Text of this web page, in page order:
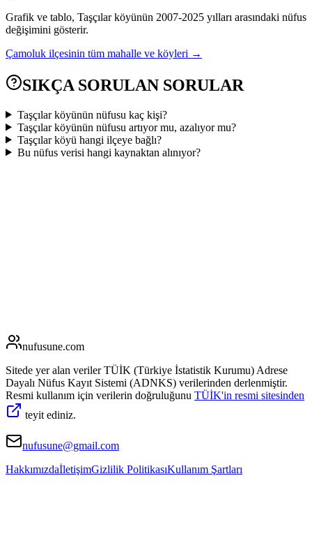
Grafik ve tablo, Taşçılarköyünün 2007-2025 yılları arasındaki nüfus
değişimini gösterir.
Çamoluk ilçesinin tüm mahalle ve köyleri →
SIKÇA SORULAN SORULAR
Taşçılar köyünün nüfusu kaç kişi?
Taşçılar köyünün nüfusu artıyor mu, azalıyor mu?
Taşçılar köyü hangi ilçeye bağlı?
Bu nüfus verisi hangi kaynaktan alınıyor?
nufusune.com
Sitede yer alan veriler TÜİK (Türkiye İstatistik Kurumu) Adrese
Dayalı Nüfus Kayıt Sistemi (ADNKS) verilerinden derlenmiştir.
Resmi kullanım için verilerin doğruluğunu TÜİK'in resmi sitesinden
teyit ediniz.
nufusune@gmail.com
HakkımızdaİletişimGizlilik PolitikasıKullanım Şartları